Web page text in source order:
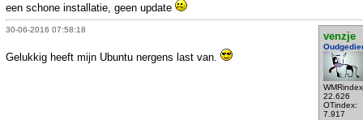
een schone installatie, geen update
30-06-2016 07:58:18
venzje
22.626
OTindex:
7.917
Gelukkig heeft mijn Ubuntu nergens last van.